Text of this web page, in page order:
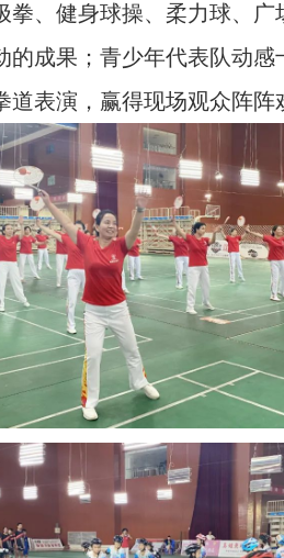
拳、健身球操、柔力球、广
的成果；青少年代表队动感
道表演，赢得现场观众阵阵